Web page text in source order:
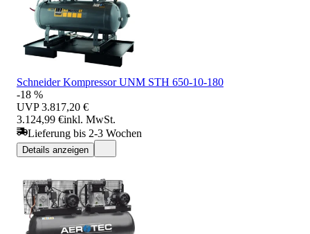
Schneider Kompressor UNM STH 650-10-180
-18 %
UVP 3.817,20 €
3.124,99 €inkl. MwSt.
Lieferung bis 2-3 Wochen
Details anzeigen